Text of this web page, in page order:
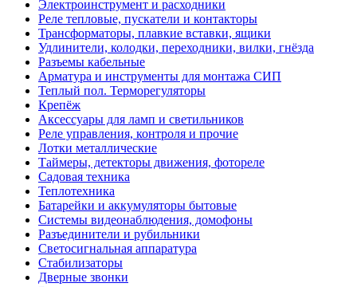
Электроинструмент и расходники
Реле тепловые, пускатели и контакторы
Трансформаторы, плавкие вставки, ящики
Удлинители, колодки, переходники, вилки, гнёзда
Разъемы кабельные
Арматура и инструменты для монтажа СИП
Теплый пол. Терморегуляторы
Крепёж
Аксессуары для ламп и светильников
Реле управления, контроля и прочие
Лотки металлические
Таймеры, детекторы движения, фотореле
Садовая техника
Теплотехника
Батарейки и аккумуляторы бытовые
Системы видеонаблюдения, домофоны
Разъединители и рубильники
Светосигнальная аппаратура
Стабилизаторы
Дверные звонки